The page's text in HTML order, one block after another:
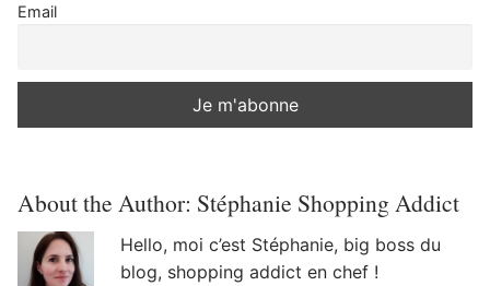
Email
About the Author: Stéphanie Shopping Addict
Hello, moi c’est Stéphanie, big boss du
blog, shopping addict en chef !